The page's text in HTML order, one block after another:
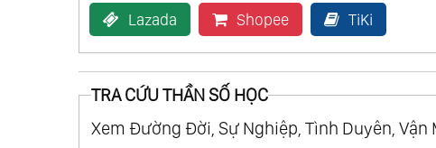
Lazada Shopee TiKi
TRA CỨU THẦN SỐ HỌC
Xem Đường Đời, Sự Nghiệp, Tình Duyên, Vận